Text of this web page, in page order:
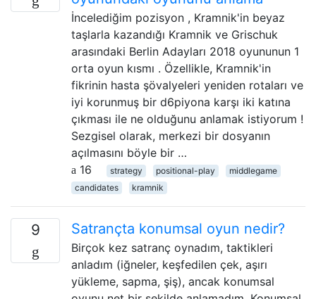
İncelediğim pozisyon , Kramnik'in beyaz
taşlarla kazandığı Kramnik ve Grischuk
arasındaki Berlin Adayları 2018 oyununun 1
orta oyun kısmı . Özellikle, Kramnik'in
fikrinin hasta şövalyeleri yeniden rotaları ve
iyi korunmuş bir d6piyona karşı iki katına
çıkması ile ne olduğunu anlamak istiyorum !
Sezgisel olarak, merkezi bir dosyanın
açılmasını böyle bir …
16
strategy positional-play
middlegame
candidates
kramnik
9 Satrançta konumsal oyun nedir?
Birçok kez satranç oynadım, taktikleri
anladım (iğneler, keşfedilen çek, aşırı
yükleme, sapma, şiş), ancak konumsal